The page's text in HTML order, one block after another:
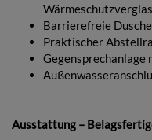
Barrierefreie
Praktischer
Ausstattung –